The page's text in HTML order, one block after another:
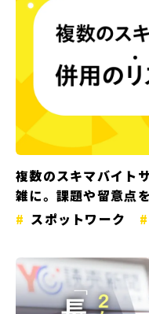
複数のスキマバイト
雑に。課題や留意点
スポットワーク